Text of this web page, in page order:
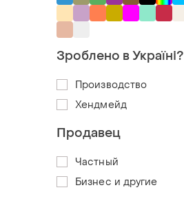
Зроблено в Україні?
Производство
Хендмейд
Продавец
Частный
Бизнес и другие